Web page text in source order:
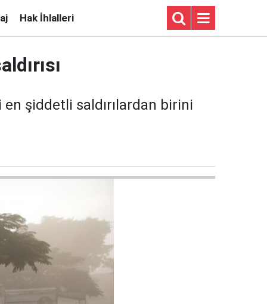
Hak İhlalleri
şiddetli saldırılardan birini